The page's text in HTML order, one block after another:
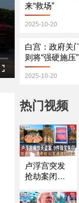
来“救场”
2025-10-20
白宫：政府关
则将“强硬施压”
2025-10-20
热门视频
卢浮宫突发
抢劫案闭馆
走9件无价珠